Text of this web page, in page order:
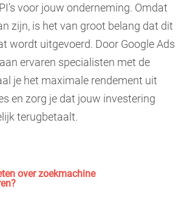
voor jouw onderneming. Omdat
zijn, is het van groot belang dat dit
wordt uitgevoerd. Door Google Ads
ervaren specialisten met de
je het maximale rendement uit
en zorg je dat jouw investering
terugbetaalt.
over zoekmachine